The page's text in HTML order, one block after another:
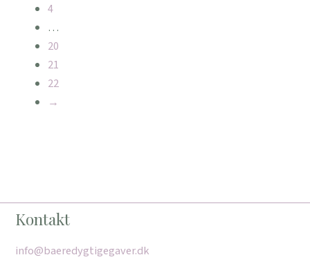
4
…
20
21
22
→
Kontakt
info@baeredygtigegaver.dk